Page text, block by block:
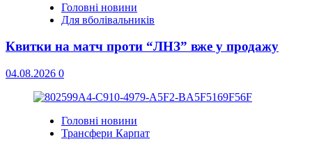
Головні новини
Для вболівальників
Квитки на матч проти “ЛНЗ” вже у продажу
04.08.2026 0
Головні новини
Трансфери Карпат